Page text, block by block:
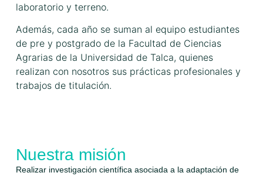
laboratorio y terreno.
Además, cada año se suman al equipo estudiantes
de pre y postgrado de la Facultad de Ciencias
Agrarias de la Universidad de Talca, quienes
realizan con nosotros sus prácticas profesionales y
trabajos de titulación.
Nuestra misión
Realizar investigación científica asociada a la adaptación de